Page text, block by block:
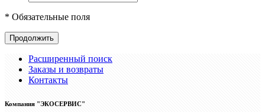
* Обязательные поля
Продолжить
Расширенный поиск
Заказы и возвраты
Контакты
Компания "ЭКОСЕРВИС"